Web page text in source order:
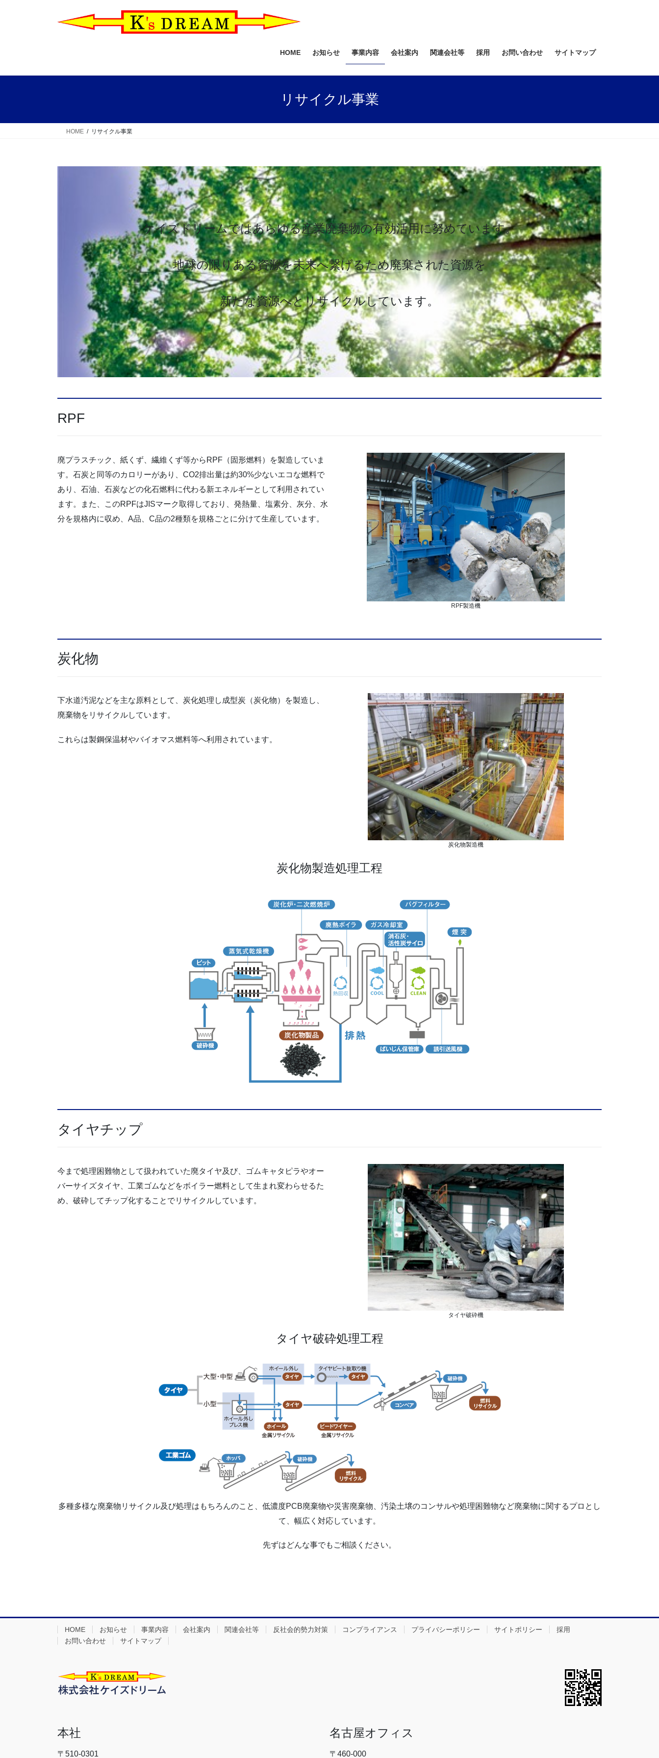
ス
ン
HOME お知らせ 事業内容 会社案内 関連会社等 採用 お問い合わせ サイトマップ
リサイクル事業
HOME リサイクル事業
ケイズドリームではあらゆる産業廃棄物の有効活用に努めています。
地球の限りある資源を未来へ繋げるため廃棄された資源を
新たな資源へとリサイクルしています。
RPF
廃プラスチック、紙くず、繊維くず等からRPF（固形燃料）を製造していま
す。石炭と同等のカロリーがあり、CO2排出量は約30%少ないエコな燃料で
あり、石油、石炭などの化石燃料に代わる新エネルギーとして利用されてい
ます。また、このRPFはJISマーク取得しており、発熱量、塩素分、灰分、水
分を規格内に収め、A品、C品の2種類を規格ごとに分けて生産しています。
RPF製造機
炭化物
下水道汚泥などを主な原料として、炭化処理し成型炭（炭化物）を製造し、
廃棄物をリサイクルしています。
これらは製鋼保温材やバイオマス燃料等へ利用されています。
炭化物製造機
炭化物製造処理工程
タイヤチップ
今まで処理困難物として扱われていた廃タイヤ及び、ゴムキャタピラやオー
バーサイズタイヤ、工業ゴムなどをボイラー燃料として生まれ変わらせるた
め、破砕してチップ化することでリサイクルしています。
タイヤ破砕機
タイヤ破砕処理工程
多種多様な廃棄物リサイクル及び処理はもちろんのこと、低濃度PCB廃棄物や災害廃棄物、汚染土壌のコンサルや処理困難物など廃棄物に関するプロとし
て、幅広く対応しています。
先ずはどんな事でもご相談ください。
HOME お知らせ 事業内容 会社案内 関連会社等 反社会的勢力対策 コンプライアンス プライバシーポリシー サイトポリシー
採用
お問い合わせ
サイトマップ
本社
〒510-0301
名古屋オフィス
〒460-000